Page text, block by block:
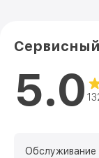
5.0
Обслуживание